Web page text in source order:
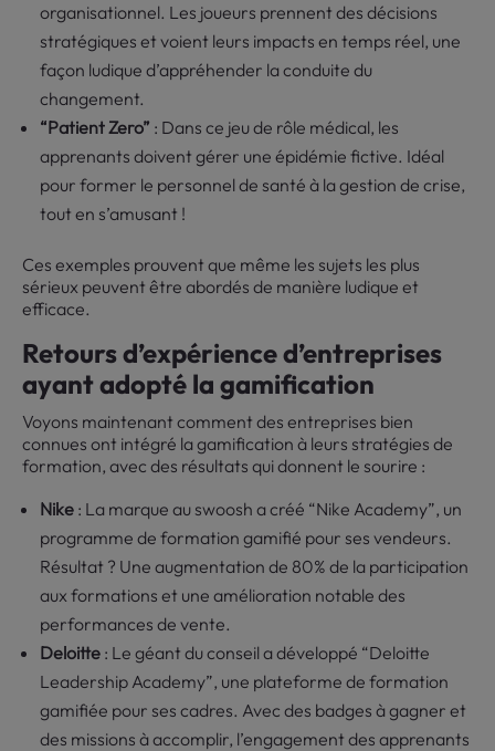
organisationnel. Les joueurs prennent des décisions
stratégiques et voient leurs impacts en temps réel, une
façon ludique d’appréhender la conduite du
changement.
“Patient Zero” : Dans ce jeu de rôle médical, les
apprenants doivent gérer une épidémie fictive. Idéal
pour former le personnel de santé à la gestion de crise,
tout en s’amusant !
Ces exemples prouvent que même les sujets les plus
sérieux peuvent être abordés de manière ludique et
efficace.
Retours d’expérience d’entreprises
ayant adopté la gamification
Voyons maintenant comment des entreprises bien
connues ont intégré la gamification à leurs stratégies de
formation, avec des résultats qui donnent le sourire :
Nike : La marque au swoosh a créé “Nike Academy”, un
programme de formation gamifié pour ses vendeurs.
Résultat ? Une augmentation de 80% de la participation
aux formations et une amélioration notable des
performances de vente.
Deloitte : Le géant du conseil a développé “Deloitte
Leadership Academy”, une plateforme de formation
gamifiée pour ses cadres. Avec des badges à gagner et
des missions à accomplir, l’engagement des apprenants